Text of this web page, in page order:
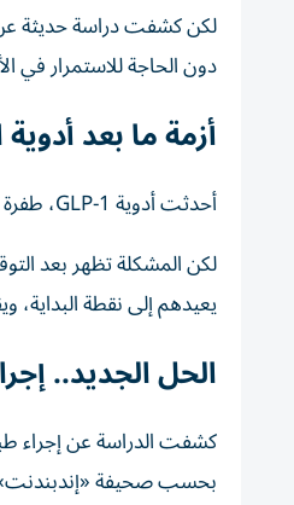
لكن كشفت دراسة حديثة عن
دون الحاجة للاستمرار في
أزمة ما بعد
أحدثت أدوية GLP-1، طفرة كبيرة في علاج السمنة والسكري، حيث تساعد على فقدان ما بين 15% إلى 20% من وزن الجسم.
لكن المشكلة تظهر بعد
يعيدهم إلى نقطة
الحل الجديد..
كشفت الدراسة عن إجراء
بحسب صحيفة